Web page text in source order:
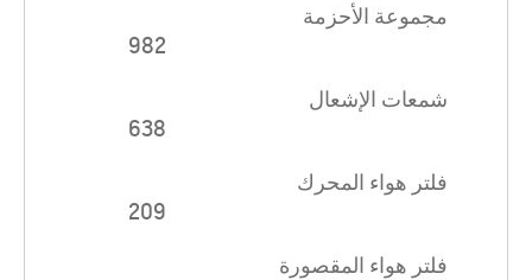
مجموعة الأحزمة
982
شمعات الإشعال
638
فلتر هواء المحرك
209
فلتر هواء المقصورة